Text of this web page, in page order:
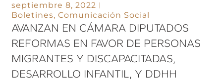
septiembre 8, 2022
Boletines,Comunicación Social
AVANZAN EN CÁMARA DIPUTADOS
REFORMAS EN FAVOR DE PERSONAS
MIGRANTES Y DISCAPACITADAS,
DESARROLLO INFANTIL, Y DDHH